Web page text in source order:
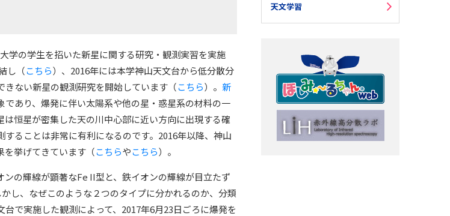
学の学生を招いた新星に関する研究・観測実習を実施
し（こちら）、2016年には本学神山天文台から低分散分
ない新星の観測研究を開始しています（こちら）。 新
あり、爆発に伴い太陽系や他の星・惑星系の材料の一
恒星が密集した天の川中心部に近い方向に出現する確
ることは非常に有利になるのです。2016年以降、神山
を挙げてきています（こちらやこちら）。
の輝線が顕著なFe II型と、鉄イオンの輝線が目立たず
し、なぜこのような２つのタイプに分かれるのか、分類
で実施した観測によって、2017年6月23日ごろに爆発を
天文学習